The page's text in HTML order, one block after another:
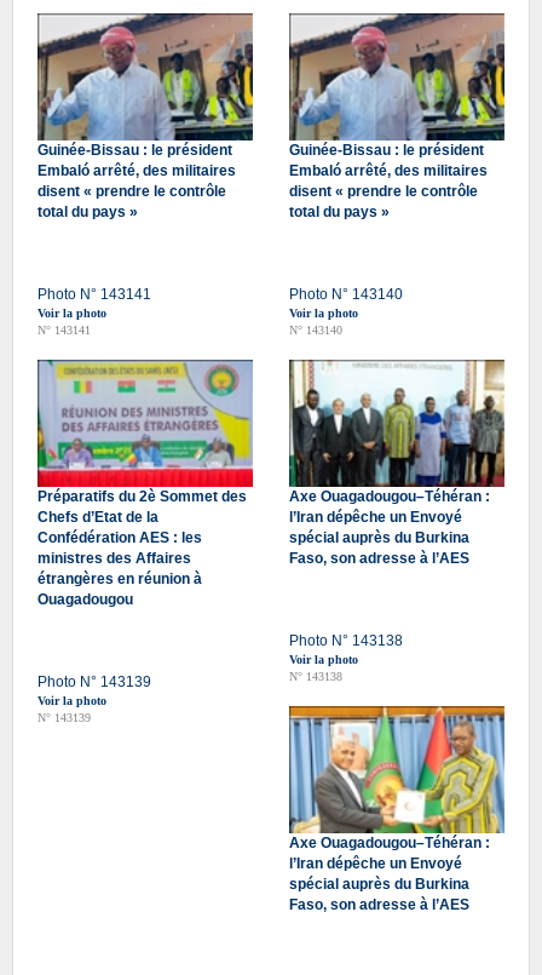
Guinée-Bissau : le président
Embaló arrêté, des militaires
disent « prendre le contrôle
total du pays »
Photo N° 143141
Voir la photo
N° 143141
Guinée-Bissau : le président
Embaló arrêté, des militaires
disent « prendre le contrôle
total du pays »
Photo N° 143140
Voir la photo
N° 143140
Préparatifs du 2è Sommet des
Chefs d’Etat de la
Confédération AES : les
ministres des Affaires
étrangères en réunion à
Ouagadougou
Photo N° 143139
Voir la photo
N° 143139
Axe Ouagadougou–Téhéran :
l’Iran dépêche un Envoyé
spécial auprès du Burkina
Faso, son adresse à l’AES
Photo N° 143138
Voir la photo
N° 143138
Axe Ouagadougou–Téhéran :
l’Iran dépêche un Envoyé
spécial auprès du Burkina
Faso, son adresse à l’AES